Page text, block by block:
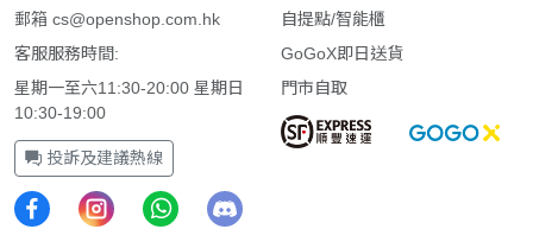
郵箱 cs@openshop.com.hk
客服服務時間:
星期一至六11:30-20:00 星期日
10:30-19:00
投訴及建議熱線
自提點/智能櫃
GoGoX即日送貨
門市自取